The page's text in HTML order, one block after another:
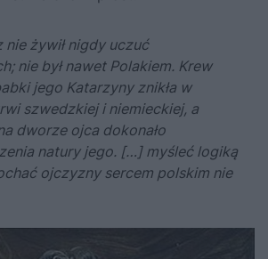
nie żywił nigdy uczuć
nie był nawet Polakiem. Krew
jego Katarzyny znikła w
szwedzkiej i niemieckiej, a
dworze ojca dokonało
natury jego. […] myśleć logiką
ojczyzny sercem polskim nie